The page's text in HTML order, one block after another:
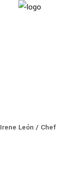
Irene León / Chef